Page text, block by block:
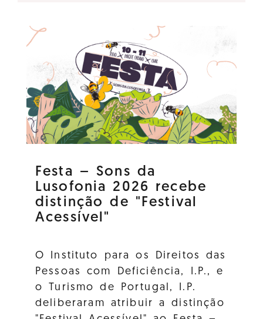
Festa – Sons da
Lusofonia 2026 recebe
distinção de "Festival
Acessível"
O Instituto para os Direitos das
Pessoas com Deficiência, I.P., e
o Turismo de Portugal, I.P.
deliberaram atribuir a distinção